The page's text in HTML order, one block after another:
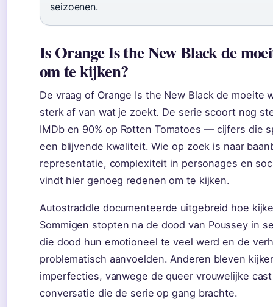
seizoenen.
Is Orange Is the New Black de
om te kijken?
De vraag of Orange Is the New Black de moeite
sterk af van wat je zoekt. De serie scoort nog
IMDb en 90% op Rotten Tomatoes — cijfers die
een blijvende kwaliteit. Wie op zoek is naar
representatie, complexiteit in personages en
vindt hier genoeg redenen om te kijken.
Autostraddle documenteerde uitgebreid hoe
Sommigen stopten na de dood van Poussey in
die dood hun emotioneel te veel werd en de
problematisch aanvoelden. Anderen bleven
imperfecties, vanwege de queer vrouwelijke
conversatie die de serie op gang brachte.